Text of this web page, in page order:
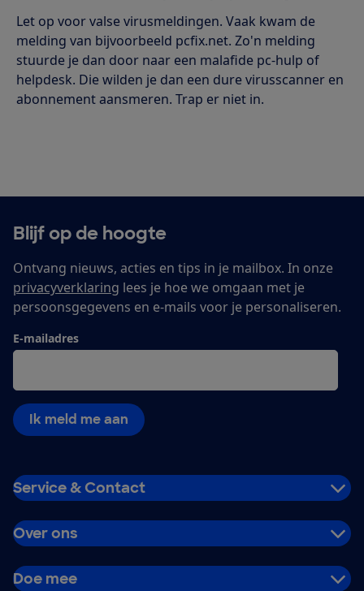
Let op voor valse virusmeldingen. Vaak kwam de
melding van bijvoorbeeld pcfix.net. Zo'n melding
stuurde je dan door naar een malafide pc-hulp of
helpdesk. Die wilden je dan een dure virusscanner en
abonnement aansmeren. Trap er niet in.
Blijf op de hoogte
Ontvang nieuws, acties en tips in je mailbox. In onze
privacyverklaring lees je hoe we omgaan met je
persoonsgegevens en e-mails voor je personaliseren.
E-mailadres
Ik meld me aan
Service & Contact
Over ons
Doe mee